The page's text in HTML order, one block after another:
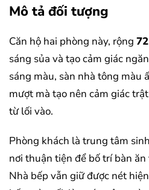
Mô tả đối tượng
Căn hộ hai phòng này, rộng
sáng sủa và tạo cảm giác
sáng màu, sàn nhà tông màu
mượt mà tạo nên cảm giác
từ lối vào.
Phòng khách là trung tâm
nơi thuận tiện để bố trí bàn
Nhà bếp vẫn giữ được nét